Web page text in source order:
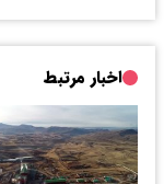
اخبار مرتبط